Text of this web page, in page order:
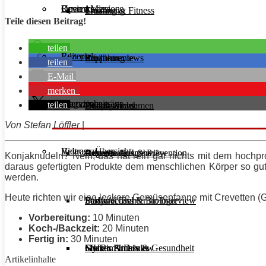
Unsere Mission
Ernährung
Supplemente
Training & Fitness
Ernährung
Diät & Abnehmen
Regeneration & Prävention
Stoffwechsel & Biologie
Frauen Fitness & Gesundheit
Reviews
Produktreviews
Buchreviews
Rezepte
Hauptgerichte
Desserts
Salate
Shakes & Drinks
Interviews
Athleten im Interview
Personal Trainer im Interview
Gym im Interview
Videos
Open Access
Editorials
Magazinbeiträge
Aktuelle Ausgabe
Early Access
MHRx Archiv
Beitrags-Übersicht
Teile diesen Beitrag!
teilen
teilen
E-Mail
merken
teilen
Von Stefan Löffler|
Konjaknudeln? Nein, das hat rein gar nichts mit dem
daraus gefertigten Produkte dem menschlichen Körper so
werden.
Heute richten wir eine leckere Gemüsepfanne mit Crevetten
Vorbereitung: 10 Minuten
Koch-/Backzeit: 20 Minuten
Fertig in: 30 Minuten
Artikelinhalte